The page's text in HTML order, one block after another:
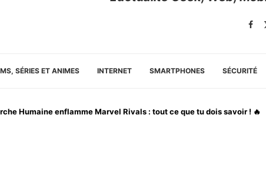
SÉRIES ET ANIMES INTERNET SMARTPHONES SÉCURITÉ
Humaine enflamme Marvel Rivals : tout ce que tu dois savoir ! 🔥